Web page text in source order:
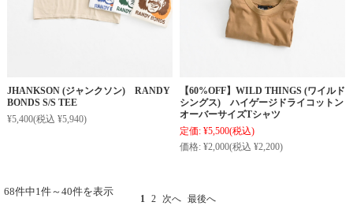
JHANKSON (ジャンクソン) RANDY
BONDS S/S TEE
¥5,400(税込 ¥5,940)
【60%OFF】WILD THINGS (ワイルド
シングス) ハイゲージドライコットン
オーバーサイズTシャツ
定価: ¥5,500(税込)
価格: ¥2,000(税込 ¥2,200)
68件中1件～40件を表示
1 2 次へ 最後へ